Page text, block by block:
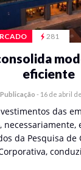
281
eficiente
Publicação - 16 de abril
das
da Pesquisa de